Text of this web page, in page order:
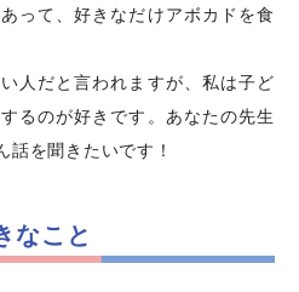
って、好きなだけアボカドを食
人だと言われますが、私は子ど
るのが好きです。あなたの先生
話を聞きたいです！
なこと